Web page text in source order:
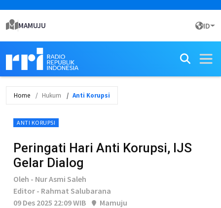
MAMUJU ID
Home Hukum Anti Korupsi
ANTI KORUPSI
Peringati Hari Anti Korupsi, IJS
Gelar Dialog
Oleh - Nur Asmi Saleh
Editor - Rahmat Salubarana
09 Des 2025 22:09 WIB
Mamuju